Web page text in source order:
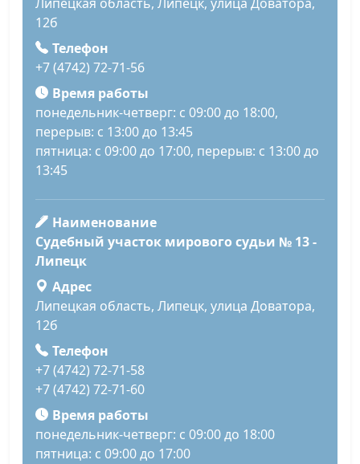
12б
Телефон
+7 (4742) 72-71-56
Время работы
понедельник-четверг: с 09:00 до 18:00,
перерыв: с 13:00 до 13:45
пятница: с 09:00 до 17:00, перерыв: с 13:00 до
13:45
Наименование
Судебный участок мирового судьи № 13 -
Липецк
Адрес
Липецкая область, Липецк, улица Доватора,
12б
Телефон
+7 (4742) 72-71-58
+7 (4742) 72-71-60
Время работы
понедельник-четверг: с 09:00 до 18:00
пятница: с 09:00 до 17:00